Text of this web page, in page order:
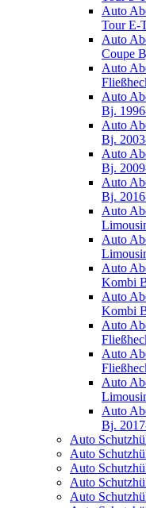
Auto
Tour E-
Auto
Coupe
Auto
Auto
Bj.
Auto
Bj.
Auto
Bj.
Auto
Bj.
Auto
Auto
Auto
Kombi
Auto
Kombi
Auto
Auto
Auto
Auto
Bj.
Auto
Auto
Auto
Auto
Auto